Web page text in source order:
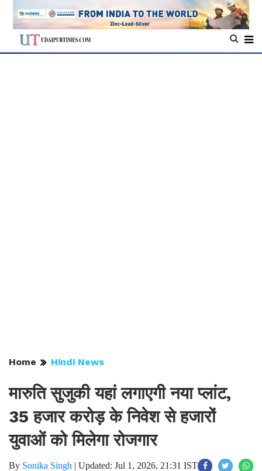
Home Hindi News
मारुति सुजुकी यहां लगाएगी नया प्लांट,
35 हजार करोड़ के निवेश से हजारों
युवाओं को मिलेगा रोजगार
By Sonika Singh | Updated: Jul 1, 2026, 21:31 IST